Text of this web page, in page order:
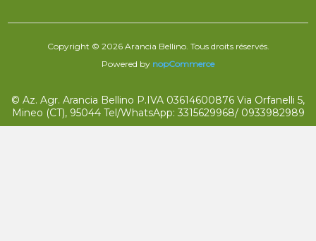
Copyright © 2026 Arancia Bellino. Tous droits réservés.
Powered by nopCommerce
© Az. Agr. Arancia Bellino P.IVA 03614600876 Via Orfanelli 5,
Mineo (CT), 95044 Tel/WhatsApp: 3315629968/ 0933982989